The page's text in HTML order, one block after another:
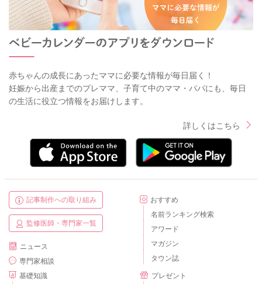
赤ちゃんの成長にあったママに必要な情報が毎日届く！
妊娠から出産までのプレママ、子育て中のママ・パパにも、毎日
の生活に役立つ情報をお届けします。
詳しくはこちら
記事制作への取り組み
監修医師・専門家一覧
ニュース
専門家相談
基礎知識
おすすめ
名前ランキング検索
アワード
マガジン
タウン誌
プレゼント